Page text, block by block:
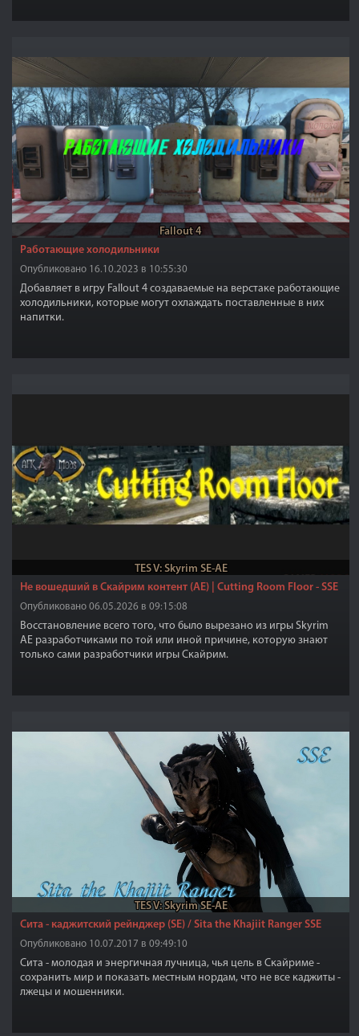
Fallout 4
Работающие холодильники
Опубликовано 16.10.2023 в 10:55:30
Добавляет в игру Fallout 4 создаваемые на верстаке работающие
холодильники, которые могут охлаждать поставленные в них
напитки.
TES V: Skyrim SE-AE
Не вошедший в Скайрим контент (AE) | Cutting Room Floor - SSE
Опубликовано 06.05.2026 в 09:15:08
Восстановление всего того, что было вырезано из игры Skyrim
AE разработчиками по той или иной причине, которую знают
только сами разработчики игры Скайрим.
TES V: Skyrim SE-AE
Сита - каджитский рейнджер (SE) / Sita the Khajiit Ranger SSE
Опубликовано 10.07.2017 в 09:49:10
Сита - молодая и энергичная лучница, чья цель в Скайриме -
сохранить мир и показать местным нордам, что не все каджиты -
лжецы и мошенники.